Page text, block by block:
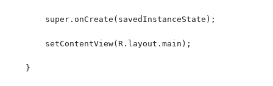
super.onCreate(savedInstanceState);
setContentView(R.layout.main);
}